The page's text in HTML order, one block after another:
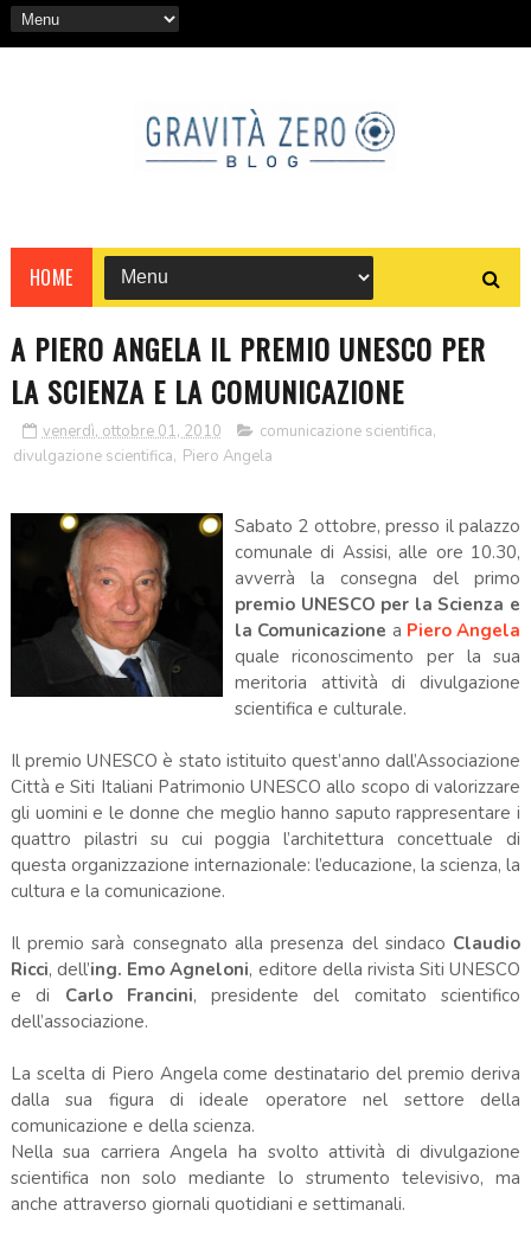
HOME
A PIERO ANGELA IL PREMIO UNESCO PER
LA SCIENZA E LA COMUNICAZIONE
venerdì, ottobre 01, 2010 comunicazione scientifica,
divulgazione scientifica, Piero Angela
Sabato 2 ottobre, presso il palazzo
comunale di Assisi, alle ore 10.30,
avverrà la consegna del primo
premio UNESCO per la Scienza e
la Comunicazione a Piero Angela
quale riconoscimento per la sua
meritoria attività di divulgazione
scientifica e culturale.
Il premio UNESCO è stato istituito quest’anno dall’Associazione
Città e Siti Italiani Patrimonio UNESCO allo scopo di valorizzare
gli uomini e le donne che meglio hanno saputo rappresentare i
quattro pilastri su cui poggia l’architettura concettuale di
questa organizzazione internazionale: l’educazione, la scienza, la
cultura e la comunicazione.
Il premio sarà consegnato alla presenza del sindaco Claudio
Ricci, dell’ing. Emo Agneloni, editore della rivista Siti UNESCO
e di Carlo Francini, presidente del comitato scientifico
dell’associazione.
La scelta di Piero Angela come destinatario del premio deriva
dalla sua figura di ideale operatore nel settore della
comunicazione e della scienza.
Nella sua carriera Angela ha svolto attività di divulgazione
scientifica non solo mediante lo strumento televisivo, ma
anche attraverso giornali quotidiani e settimanali.